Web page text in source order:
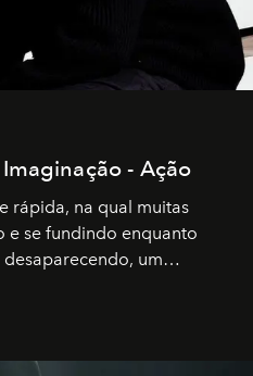
- Ação
rápida, na qual muitas
e se fundindo enquanto
um
caminho para muitos
senso de missão na vida e